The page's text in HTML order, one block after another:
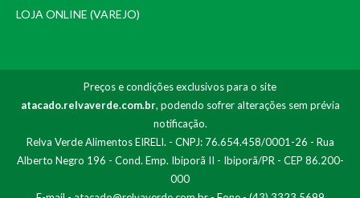
LOJA ONLINE (VAREJO)
Preços e condições exclusivos para o site
atacado.relvaverde.com.br, podendo sofrer alterações sem prévia
notificação.
Relva Verde Alimentos EIRELI. - CNPJ: 76.654.458/0001-26 - Rua
Alberto Negro 196 - Cond. Emp. Ibiporã II - Ibiporã/PR - CEP 86.200-
000